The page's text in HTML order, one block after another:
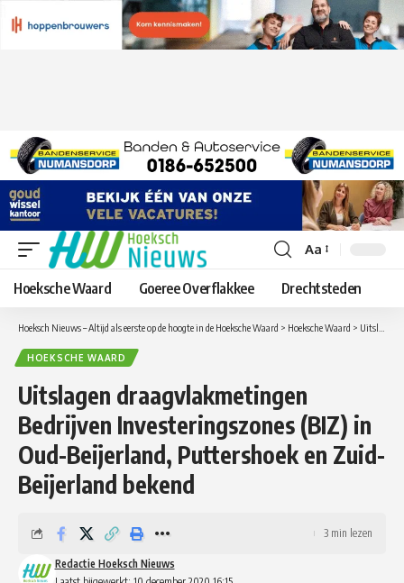
Lettergrootte
aanpassen
Aa
Hoeksche Waard Goeree Overflakkee Drechtsteden
Hoeksch Nieuws – Altijd als eerste op de hoogte in de Hoeksche Waard > Hoeksche Waard > Uitslagen draagvlakmetingen Bedrijven Investeringszones (BIZ) in Oud-Beijerland, Puttershoek en Zuid-Beijerland bekend
HOEKSCHE WAARD
Uitslagen draagvlakmetingen
Bedrijven Investeringszones (BIZ) in
Oud-Beijerland, Puttershoek en Zuid-
Beijerland bekend
Redactie Hoeksch Nieuws
3 min lezen